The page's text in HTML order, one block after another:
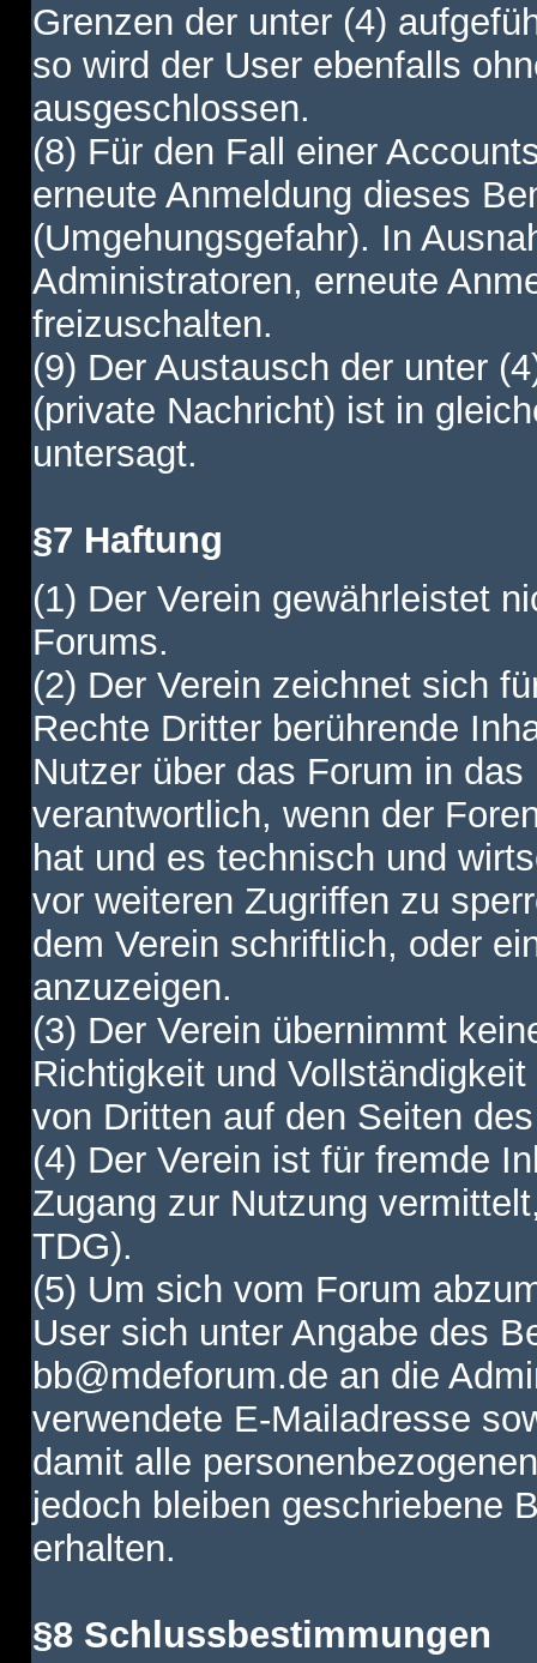
Grenzen der unter (4)
so wird der User ebenfalls
ausgeschlossen.
(8) Für den Fall einer
erneute Anmeldung dieses
(Umgehungsgefahr). In
Administratoren, erneute
freizuschalten.
(9) Der Austausch der unter
(private Nachricht) ist in
untersagt.
§7 Haftung
(1) Der Verein gewährleistet
Forums.
(2) Der Verein zeichnet sich
Rechte Dritter berührende
Nutzer über das Forum in
verantwortlich, wenn der
hat und es technisch und
vor weiteren Zugriffen zu
dem Verein schriftlich, oder
anzuzeigen.
(3) Der Verein übernimmt
Richtigkeit und
von Dritten auf den Seiten
(4) Der Verein ist für fremde
Zugang zur Nutzung
TDG).
(5) Um sich vom Forum
User sich unter Angabe des
bb@mdeforum.de an die
verwendete E-Mailadresse
damit alle
jedoch bleiben geschriebene
erhalten.
§8 Schlussbestimmungen